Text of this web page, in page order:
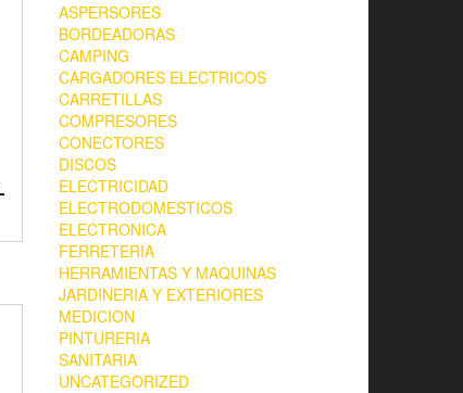
ASPERSORES
BORDEADORAS
CAMPING
CARGADORES ELECTRICOS
CARRETILLAS
COMPRESORES
CONECTORES
DISCOS
ELECTRICIDAD
ELECTRODOMESTICOS
ELECTRONICA
FERRETERIA
HERRAMIENTAS Y MAQUINAS
JARDINERIA Y EXTERIORES
MEDICION
PINTURERIA
SANITARIA
UNCATEGORIZED